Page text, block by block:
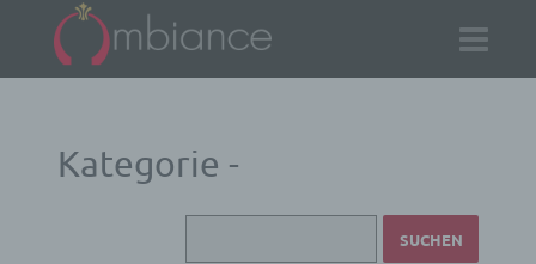
Kategorie -